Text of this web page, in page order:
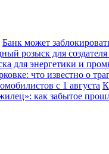
Банк может
розыск для создателя
для энергетики и
что известно о
с 1 августа
как забытое